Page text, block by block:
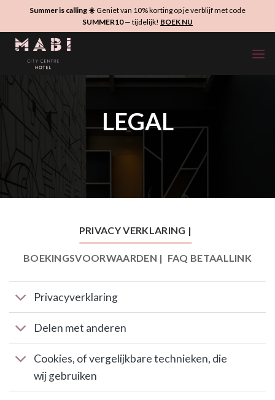
inhoud
Summer is calling ☀️Geniet van 10% korting op je verblijf met code
SUMMER10— tijdelijk! BOEK NU
LEGAL
PRIVACY VERKLARING |
BOEKINGSVOORWAARDEN | FAQ BETAALLINK
Privacyverklaring
Delen met anderen
Cookies, of vergelijkbare technieken, die
wij gebruiken